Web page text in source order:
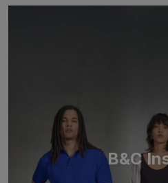
B&C